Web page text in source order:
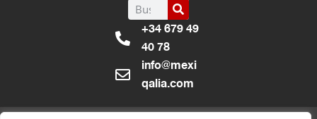
+34 679 49
40 78
info@mexi
qalia.com